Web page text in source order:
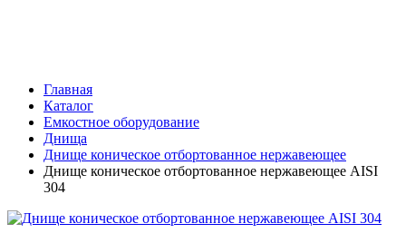
Главная
Каталог
Емкостное оборудование
Днища
Днище коническое отбортованное нержавеющее
Днище коническое отбортованное нержавеющее AISI
304